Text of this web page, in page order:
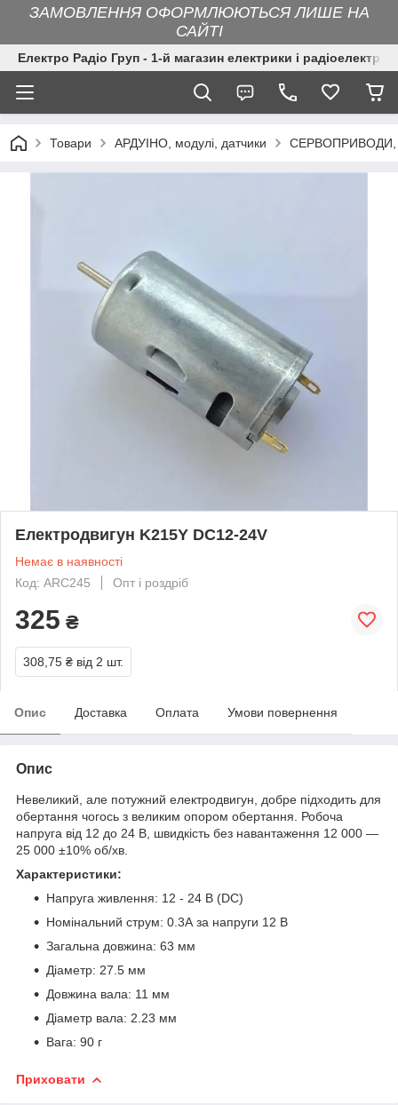
ЗАМОВЛЕННЯ ОФОРМЛЮЮТЬСЯ ЛИШЕ НА
САЙТІ
Електро Радіо Груп - 1-й магазин електрики і
Товари АРДУІНО, модулі, датчики СЕРВОПРИВОДИ,
Електродвигун K215Y DC12-24V
Немає в наявності
Код: ARC245
Опт і роздріб
325 ₴
308,75 ₴ від 2 шт.
Опис Доставка Оплата Умови повернення
Опис
Невеликий, але потужний електродвигун, добре підходить для
обертання чогось з великим опором обертання. Робоча
напруга від 12 до 24 В, швидкість без навантаження 12 000 —
25 000 ±10% об/хв.
Характеристики:
Напруга живлення: 12 - 24 В (DC)
Номінальний струм: 0.3А за напруги 12 В
Загальна довжина: 63 мм
Діаметр: 27.5 мм
Довжина вала: 11 мм
Діаметр вала: 2.23 мм
Вага: 90 г
Приховати